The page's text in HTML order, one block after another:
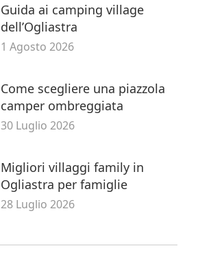
Guida ai camping village
dell’Ogliastra
1 Agosto 2026
Come scegliere una piazzola
camper ombreggiata
30 Luglio 2026
Migliori villaggi family in
Ogliastra per famiglie
28 Luglio 2026